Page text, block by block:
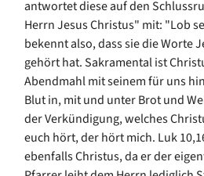
antwortet diese auf den
Herrn Jesus Christus" mit: "Lob
bekennt also, dass sie die Worte
gehört hat. Sakramental ist
Abendmahl mit seinem für uns
Blut in, mit und unter Brot und
der Verkündigung, welches
euch hört, der hört mich. Luk
ebenfalls Christus, da er der